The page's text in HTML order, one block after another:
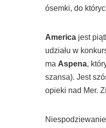
ósemki, do
America jest
udziału w
ma Aspena,
szansa). Jest
opieki nad Mer.
Niespodziewanie